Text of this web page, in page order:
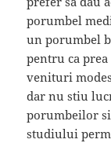
porumbel
un porumbel
pentru ca
venituri
dar nu stiu
porumbeilor
studiului